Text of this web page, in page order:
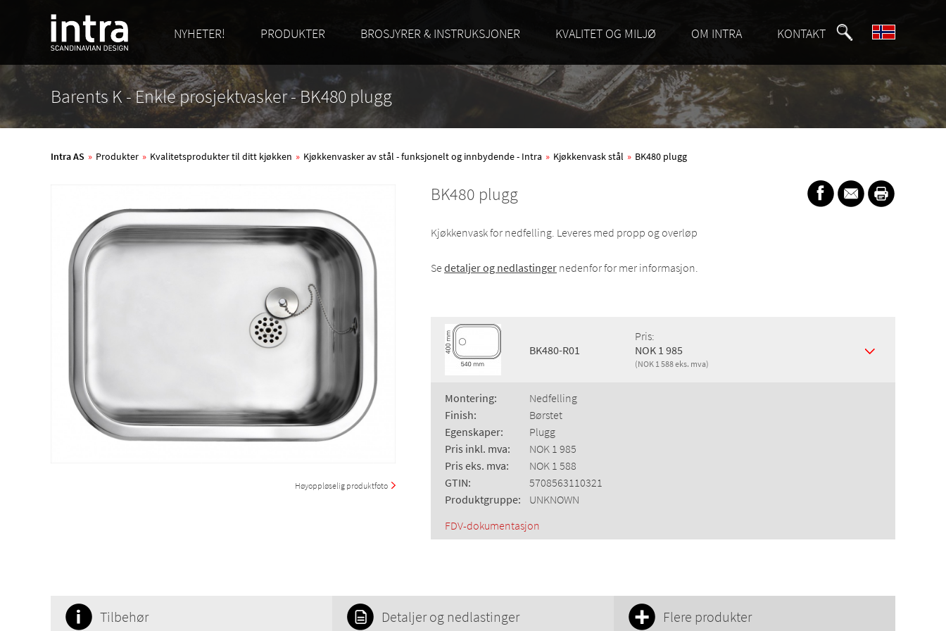
NYHETER! PRODUKTER BROSJYRER & INSTRUKSJONER KVALITET OG MILJØ OM INTRA KONTAKT
Barents K - Enkle prosjektvasker - BK480 plugg
Intra AS » Produkter » Kvalitetsprodukter til ditt kjøkken » Kjøkkenvasker av stål - funksjonelt og innbydende - Intra » Kjøkkenvask stål » BK480 plugg
Høyoppløselig produktfoto
BK480 plugg
Kjøkkenvask for nedfelling. Leveres med propp og overløp
Se detaljer og nedlastinger nedenfor for mer informasjon.
BK480-R01
Pris:
NOK 1 985
(NOK 1 588 eks. mva)
Montering:
Nedfelling
Finish:
Børstet
Egenskaper:
Plugg
Pris inkl. mva:
NOK 1 985
Pris eks. mva:
NOK 1 588
GTIN:
5708563110321
Produktgruppe:
UNKNOWN
FDV-dokumentasjon
Tilbehør Detaljer og nedlastinger Flere produkter